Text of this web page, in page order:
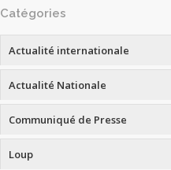
Catégories
Actualité internationale
Actualité Nationale
Communiqué de Presse
Loup